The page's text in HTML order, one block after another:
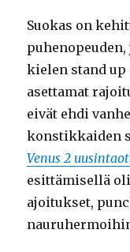
Suokas on
kielen stand
asettamat
eivät ehdi
konstikkaiden
Venus 2
esittämisellä
ajoitukset,